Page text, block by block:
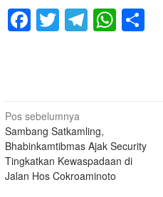
Facebook
Twitter
Navigasi
pos
Pos sebelumnya
Sambang Satkamling,
Bhabinkamtibmas Ajak Security
Tingkatkan Kewaspadaan di
Jalan Hos Cokroaminoto